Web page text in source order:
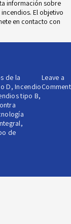
información sobre
El objetivo
en contacto con
de la
D,Incendio
tipo B,
,
de
Leave a
Comment